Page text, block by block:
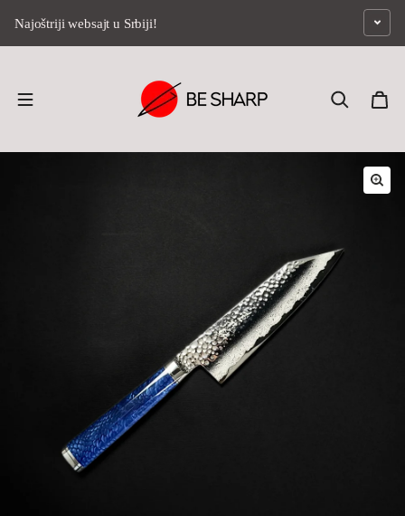
Najoštriji websajt u Srbiji!